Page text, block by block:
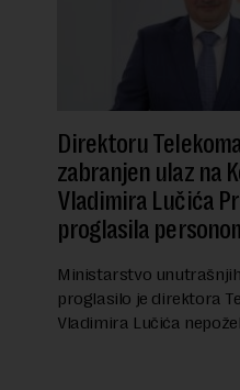
Direktoru
zabranjen ulaz na
Vladimira Lučića
proglasila
Ministarstvo
proglasilo je direktora
Vladimira Lučića